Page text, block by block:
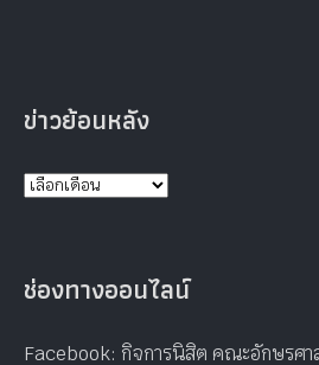
ข่าวย้อนหลัง
ช่องทางออนไลน์
Facebook: กิจการนิสิต คณะอักษรศา